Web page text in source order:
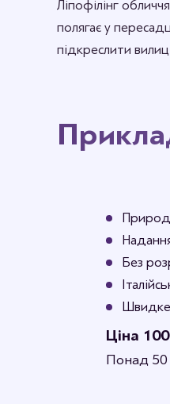
Ліпофілінг
полягає у
підкреслити
Без
Швидке
Ціна
Понад 50